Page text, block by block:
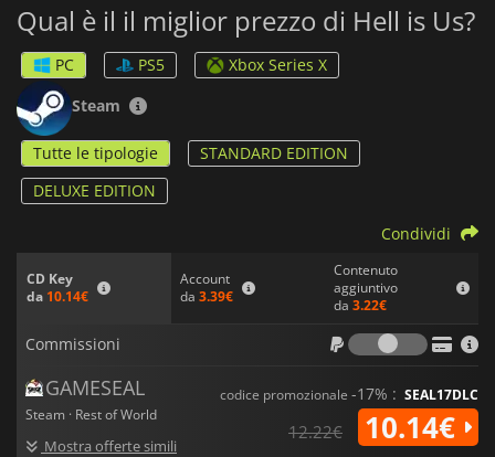
Il gioco presenta un sistema di esplorazione unico che
incoraggia i giocatori ad affidarsi al proprio istinto, senza
mappe, bussole o indicatori di missione, rendendo ogni
scoperta un viaggio personale. Con una grafica mozzafiato e
una colonna sonora ammaliante,
un'esperienza avvincente che fonde un'azione intensa con
una narrazione profonda, sfidando il giocatore ad affrontare
sia gli orrori esterni che la propria oscurità interiore in un
mondo sull'orlo della distruzione.
Qual è il il miglior prezzo di Hell is Us?
PC PS5
Xbox Series X
Steam
Tutte le tipologie
STANDARD EDITION
DELUXE EDITION
CD Key
da 10.14€
Account
da 3.39€
Contenuto
aggiuntivo
da 3.22€
Condividi
Commissioni
GAMESEAL
Steam · Rest of World
Mostra offerte simili
codice promozionale -17% : SEAL17DLC
12.22€ 10.14€